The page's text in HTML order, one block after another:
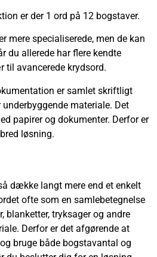
er der 1 ord på 12 bogstaver.
mere specialiserede, men de kan
du allerede har flere kendte
til avancerede krydsord.
er samlet skriftligt
materiale. Det
papirer og dokumenter. Derfor er
løsning.
dække langt mere end et enkelt
ofte som en samlebetegnelse
blanketter, tryksager og andre
Derfor er det afgørende at
bruge både bogstavantal og